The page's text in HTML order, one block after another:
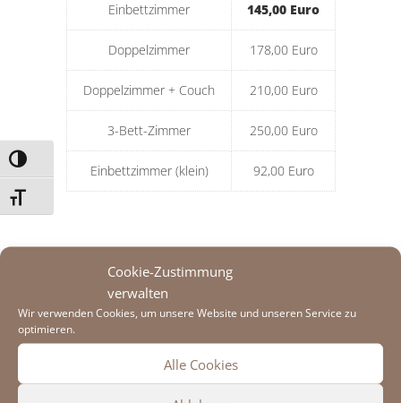
Cookie-Zustimmung
verwalten
Wir verwenden Cookies, um unsere Website und unseren Service zu
optimieren.
Alle Cookies
Umschalten auf hohe Kontraste
Schrift vergrößern
Einbettzimmer 145,00 Euro
Doppelzimmer 178,00 Euro
Doppelzimmer + Couch 210,00 Euro
3-Bett-Zimmer 250,00 Euro
Einbettzimmer (klein) 92,00 Euro
OKTOBERFESTPREIS
Doppelzimmer